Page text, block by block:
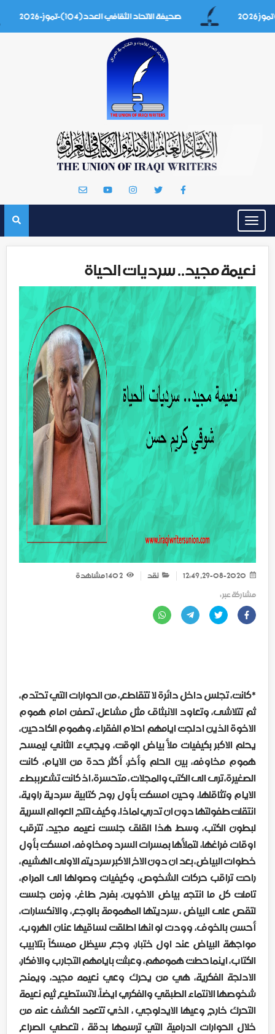
صحيفة الاتحاد الثقافي العدد(104)-تموز-2026
Toggle
navigation
نعيمة مجيد.. سرديات الحياة
نقد 2 140
مشاهدة
مشاركة عبر :
*كانت، تجلس داخل دائرة لا تتقاطع، من الحوارات التي تحتدم،
ثم تتلاشى، وتعاود الانبثاق مثل مشاعل، تصفن امام هموم
الاخوة الذين ادلجت ايامهم احلام الفقراء، وهموم الكادحين،
يحلم الاكبر بكيفيات ملأ بياض الوقت، ويجيء الثاني ليمسح
هموم مخاوفه، بين الحلم وأخر، أكثر حدة من الايام، كانت
الصغيرة، ترى الى الكتب والمجلات ، متحسرة، اذ كانت تشعر ببطء
الايام وتثاقلها، وحين امسكت بأول روح كتابية سردية راوية،
انتقلت طفولتها دون ان تدري لماذا، وكيف لتلج العوالم السرية
لبطون الكتب، وسط هذا القلق جلست نعيمه مجيد، تترقب
اوقات فراغها، لتملأها بمسرات السرد ومخاوفه، امسكت بأول
خطوات البياض، بعد ان دون الاخ الاكبر سرديته الاولى الهشيم،
راحت تراقب حركات الشخوص، وكيفيات وصولها الى المرام،
تاملت كل ما انتجه بياض الاخوين، بفرح طاغ، وزمن جلست
لتقص على البياض ، سرديتها المهمومة بالوجع، والانكسارات،
أحسن بالخوف، وودت لو انها اطلقت لساقيها عنان الهروب،
مواجهة البياض عند اول ختبار، وجع سيظل ممسكاً بتلابيب
الكتاب، اينما حطت همومهم، وعبثت بايامهم التجارب والافكار،
الادلجة الفكرية، هي من يحرك وعي نعيمه مجيد، ويمنح
شخوصها الانتماء الطبقي والفكري ايضاً، لاتستطيع ثيم نعيمة
التحرك خارج وعيها الايدلوجي ، الذي تتعمد الكشف عنه من
خلال الحوارات الدرامية التي ترسمها بدقة ، لتعطي الصراع